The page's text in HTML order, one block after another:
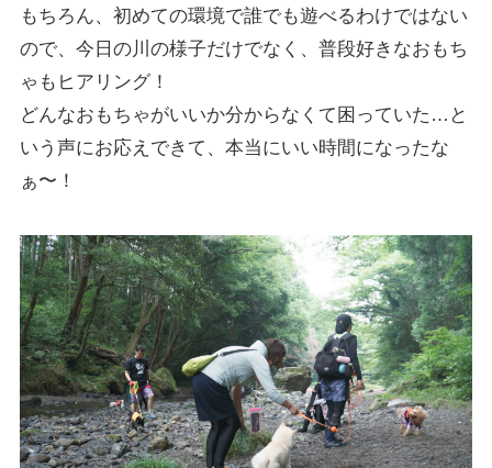
もちろん、初めての環境で誰でも遊べるわけではない
ので、今日の川の様子だけでなく、普段好きなおもち
ゃもヒアリング！
どんなおもちゃがいいか分からなくて困っていた…と
いう声にお応えできて、本当にいい時間になったな
ぁ〜！